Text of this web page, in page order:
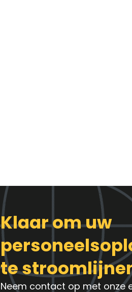
Klaar om uw
te
Neem contact op met onze